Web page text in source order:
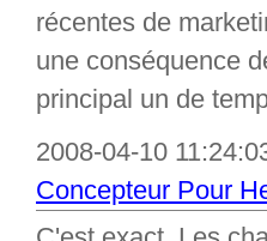
récentes de
une conséquence
principal un de
2008-04-10
Concepteur Pour